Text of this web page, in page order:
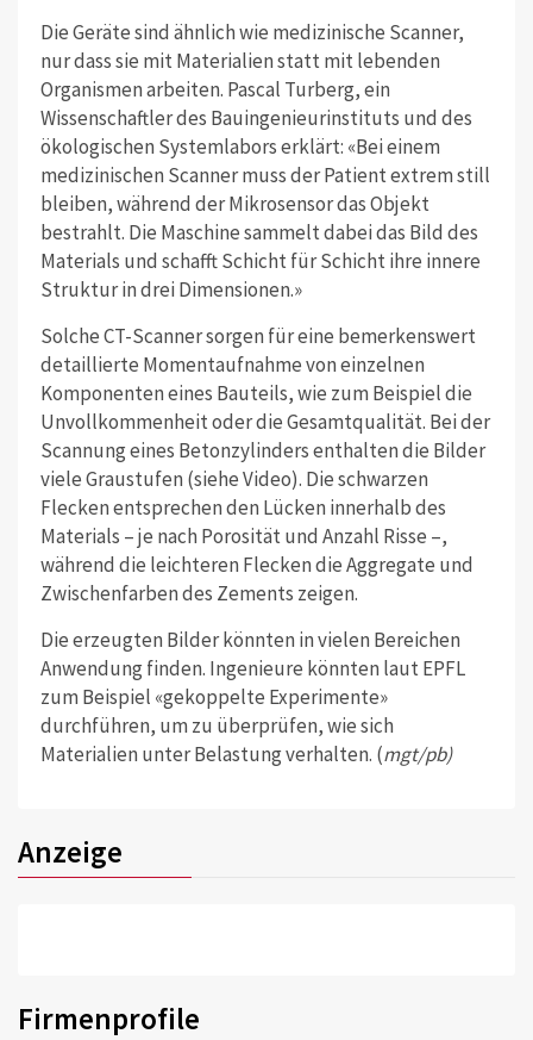
Die Geräte sind ähnlich wie medizinische Scanner,
nur dass sie mit Materialien statt mit lebenden
Organismen arbeiten. Pascal Turberg, ein
Wissenschaftler des Bauingenieurinstituts und des
ökologischen Systemlabors erklärt: «Bei einem
medizinischen Scanner muss der Patient extrem still
bleiben, während der Mikrosensor das Objekt
bestrahlt. Die Maschine sammelt dabei das Bild des
Materials und schafft Schicht für Schicht ihre innere
Struktur in drei Dimensionen.»
Solche CT-Scanner sorgen für eine bemerkenswert
detaillierte Momentaufnahme von einzelnen
Komponenten eines Bauteils, wie zum Beispiel die
Unvollkommenheit oder die Gesamtqualität. Bei der
Scannung eines Betonzylinders enthalten die Bilder
viele Graustufen (siehe Video). Die schwarzen
Flecken entsprechen den Lücken innerhalb des
Materials – je nach Porosität und Anzahl Risse –,
während die leichteren Flecken die Aggregate und
Zwischenfarben des Zements zeigen.
Die erzeugten Bilder könnten in vielen Bereichen
Anwendung finden. Ingenieure könnten laut EPFL
zum Beispiel «gekoppelte Experimente»
durchführen, um zu überprüfen, wie sich
Materialien unter Belastung verhalten. (mgt/pb)
Anzeige
Firmenprofile